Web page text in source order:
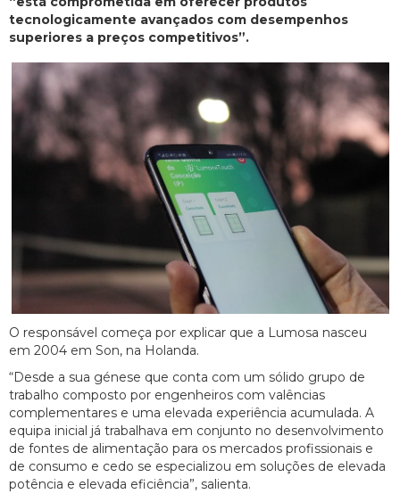
tecnologicamente avançados com desempenhos
superiores a preços competitivos”.
O responsável começa por explicar que a Lumosa nasceu
em 2004 em Son, na Holanda.
“Desde a sua génese que conta com um sólido grupo de
trabalho composto por engenheiros com valências
complementares e uma elevada experiência acumulada. A
equipa inicial já trabalhava em conjunto no desenvolvimento
de fontes de alimentação para os mercados profissionais e
de consumo e cedo se especializou em soluções de elevada
potência e elevada eficiência”, salienta.